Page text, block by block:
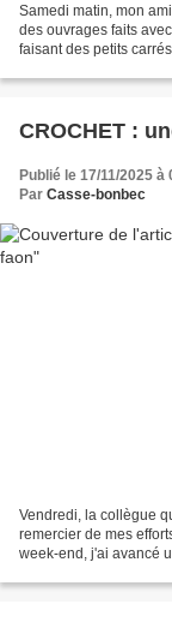
Samedi matin, mon
des ouvrages faits
faisant des petits
CROCHET :
Publié le 17/11/2025 à
Par Casse-bonbec
Vendredi, la collègue
remercier de mes
week-end, j'ai avancé